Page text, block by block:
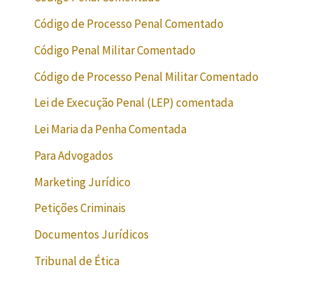
Código de Processo Penal Comentado
Código Penal Militar Comentado
Código de Processo Penal Militar Comentado
Lei de Execução Penal (LEP) comentada
Lei Maria da Penha Comentada
Para Advogados
Marketing Jurídico
Petições Criminais
Documentos Jurídicos
Tribunal de Ética